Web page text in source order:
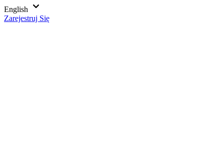
English
Zarejestruj Się